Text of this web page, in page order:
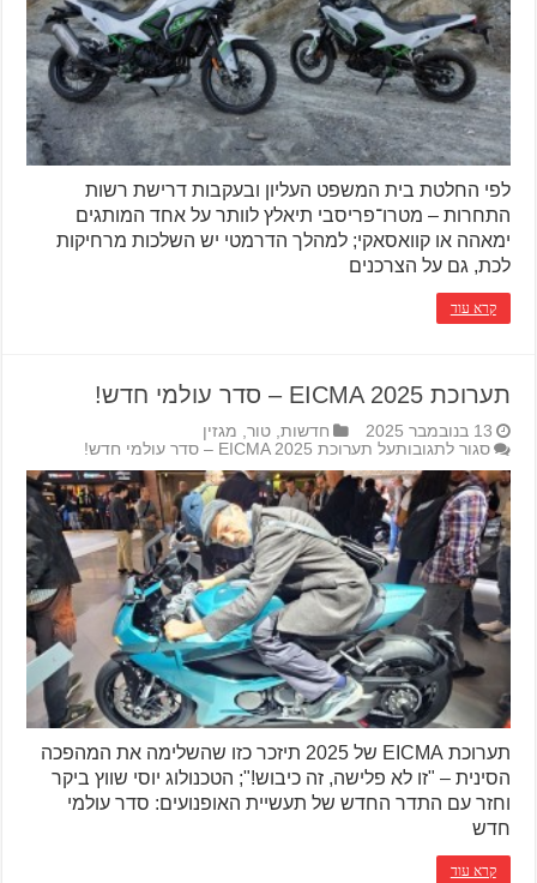
לפי החלטת בית המשפט העליון ובעקבות דרישת רשות
התחרות – מטרו־פריסבי תיאלץ לוותר על אחד המותגים
ימאהה או קוואסאקי; למהלך הדרמטי יש השלכות מרחיקות
לכת, גם על הצרכנים
קרא עוד
תערוכת EICMA 2025 – סדר עולמי חדש!
13 בנובמבר 2025 חדשות,טור, מגזין
סגור לתגובותעל תערוכת EICMA 2025 – סדר עולמי חדש!
תערוכת EICMA של 2025 תיזכר כזו שהשלימה את המהפכה
הסינית – "זו לא פלישה, זה כיבוש!"; הטכנולוג יוסי שווץ ביקר
וחזר עם התדר החדש של תעשיית האופנועים: סדר עולמי
חדש
קרא עוד